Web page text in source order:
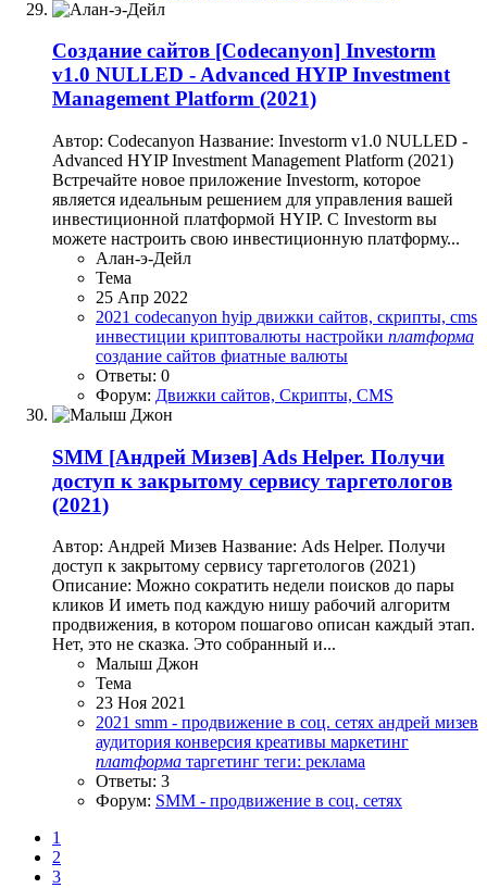
Создание сайтов [Codecanyon] Investorm
v1.0 NULLED - Advanced HYIP Investment
Management Platform (2021)
Автор: Codecanyon Название: Investorm v1.0 NULLED -
Advanced HYIP Investment Management Platform (2021)
Встречайте новое приложение Investorm, которое
является идеальным решением для управления вашей
инвестиционной платформой HYIP. С Investorm вы
можете настроить свою инвестиционную платформу...
Алан-э-Дейл
Тема
25 Апр 2022
2021 codecanyon hyip движки сайтов, скрипты, cms
инвестиции криптовалюты настройки платформа
создание сайтов фиатные валюты
Ответы: 0
Форум: Движки сайтов, Скрипты, CMS
SMM [Андрей Мизев] Ads Helper. Получи
доступ к закрытому сервису таргетологов
(2021)
Автор: Андрей Мизев Название: Ads Helper. Получи
доступ к закрытому сервису таргетологов (2021)
Описание: Можно сократить недели поисков до пары
кликов И иметь под каждую нишу рабочий алгоритм
продвижения, в котором пошагово описан каждый этап.
Нет, это не сказка. Это собранный и...
Малыш Джон
Тема
23 Ноя 2021
2021 smm - продвижение в соц. сетях андрей мизев
аудитория конверсия креативы маркетинг
платформа таргетинг теги: реклама
Ответы: 3
Форум: SMM - продвижение в соц. сетях
1
2
3